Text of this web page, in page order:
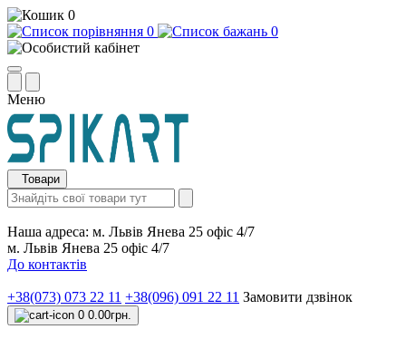
0
0
0
Меню
Товари
Наша адреса: м. Львів Янева 25 офіс 4/7
м. Львів Янева 25 офіс 4/7
До контактів
+38(073) 073 22 11 +38(096) 091 22 11 Замовити дзвінок
0 0.00грн.